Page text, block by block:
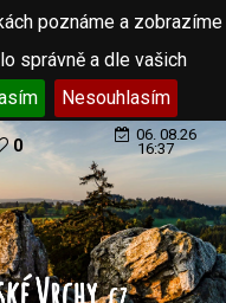
poznáme a zobrazíme
správně a dle vašich
Nesouhlasím
0
06. 08.26
16:37